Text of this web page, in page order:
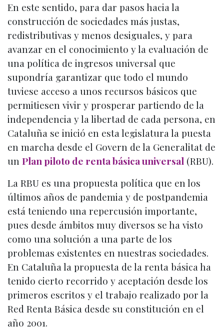
En este sentido, para dar pasos hacia la
construcción de sociedades más justas,
redistributivas y menos desiguales, y para
avanzar en el conocimiento y la evaluación de
una política de ingresos universal que
supondría garantizar que todo el mundo
tuviese acceso a unos recursos básicos que
permitiesen vivir y prosperar partiendo de la
independencia y la libertad de cada persona, en
Cataluña se inició en esta legislatura la puesta
en marcha desde el Govern de la Generalitat de
unPlan piloto de renta básica universal (RBU).
La RBU es una propuesta política que en los
últimos años de pandemia y de postpandemia
está teniendo una repercusión importante,
pues desde ámbitos muy diversos se ha visto
como una solución a una parte de los
problemas existentes en nuestras sociedades.
En Cataluña la propuesta de la renta básica ha
tenido cierto recorrido y aceptación desde los
primeros escritos y el trabajo realizado por la
Red Renta Básica desde su constitución en el
año 2001.